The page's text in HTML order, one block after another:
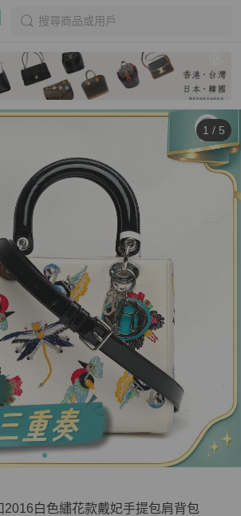
搜尋商品或用戶
1 / 5
2016白色繡花款戴妃手提包肩背包